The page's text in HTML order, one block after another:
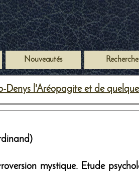
Nouveautés Recherche
l'Aréopagite et de
mystique. Etude